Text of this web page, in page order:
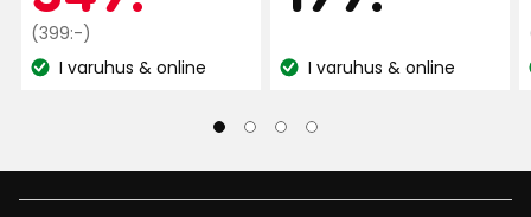
kr
Ordinarie
pris
399
(399:-)
Lagersaldo:
I varuhus & online
recensioner
kr
Lagersaldo:
I varuhus & online